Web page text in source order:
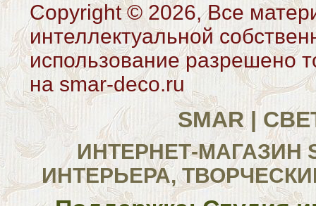
Copyright © 2026, Все
интеллектуальной
использование разрешено
на smar-deco.ru
SMAR |
ИНТЕРНЕТ-МАГАЗИН
ИНТЕРЬЕРА,